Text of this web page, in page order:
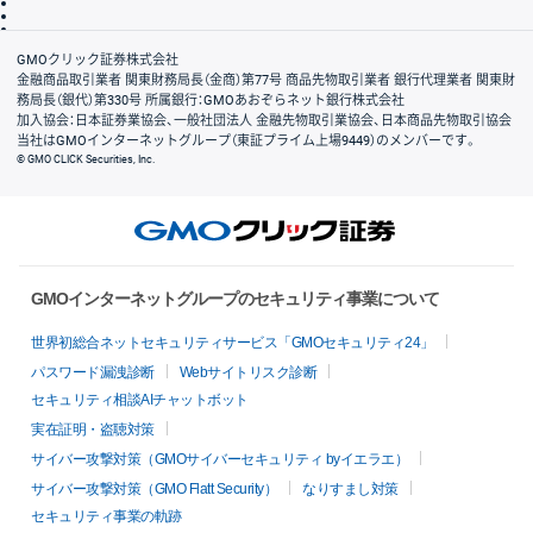
会社案内
GMOクリック証券株式会社
金融商品取引業者 関東財務局長（金商）第77号 商品先物取引業者 銀行代理業者 関東財
務局長（銀代）第330号 所属銀行：GMOあおぞらネット銀行株式会社
加入協会：日本証券業協会、一般社団法人 金融先物取引業協会、日本商品先物取引協会
当社はGMOインターネットグループ（東証プライム上場9449）のメンバーです。
© GMO CLICK Securities, Inc.
GMOインターネットグループのセキュリティ事業について
世界初総合ネットセキュリティサービス「GMOセキュリティ24」
パスワード漏洩診断
Webサイトリスク診断
セキュリティ相談AIチャットボット
実在証明・盗聴対策
サイバー攻撃対策（GMOサイバーセキュリティ byイエラエ）
サイバー攻撃対策（GMO Flatt Security）
なりすまし対策
セキュリティ事業の軌跡